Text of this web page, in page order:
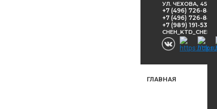
УЛ. ЧЕХОВА, 45
+7 (496) 726-
+7 (496) 726-
+7 (989) 191-53-
ГЛАВНАЯ